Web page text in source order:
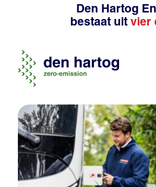
Den Hartog
bestaat uit vier